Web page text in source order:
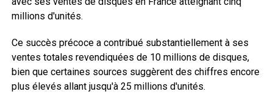
millions d'unités.
Ce succès précoce a contribué substantiellement à ses
ventes totales revendiquées de 10 millions de disques,
bien que certaines sources suggèrent des chiffres encore
plus élevés allant jusqu'à 25 millions d'unités.